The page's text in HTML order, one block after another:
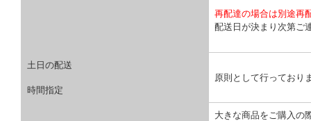
再配達の場合は別途再
配送日が決まり次第ご
土日の配送
原則として行っており
時間指定
大きな商品をご購入の